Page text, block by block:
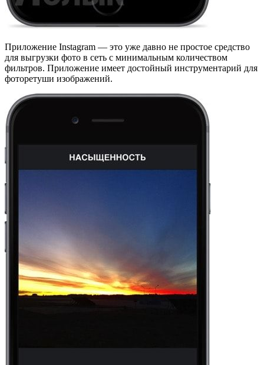
Приложение Instagram — это уже давно не простое средство
для выгрузки фото в сеть с минимальным количеством
фильтров. Приложение имеет достойный инструментарий для
фоторетуши изображений.